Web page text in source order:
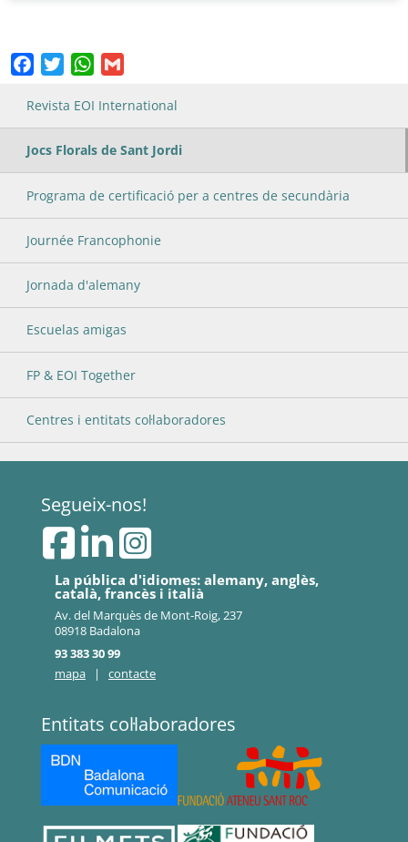
FacebookTwitterWhatsApp
Revista EOI International
Jocs Florals de Sant Jordi
Programa de certificació per a centres de secundària
Journée Francophonie
Jornada d'alemany
Escuelas amigas
FP & EOI Together
Centres i entitats col·laboradores
Segueix-nos!
La pública d'idiomes: alemany, anglès,
català, francès i italià
Av. del Marquès de Mont-Roig, 237
08918 Badalona
93 383 30 99
mapa
| contacte
Entitats col·laboradores